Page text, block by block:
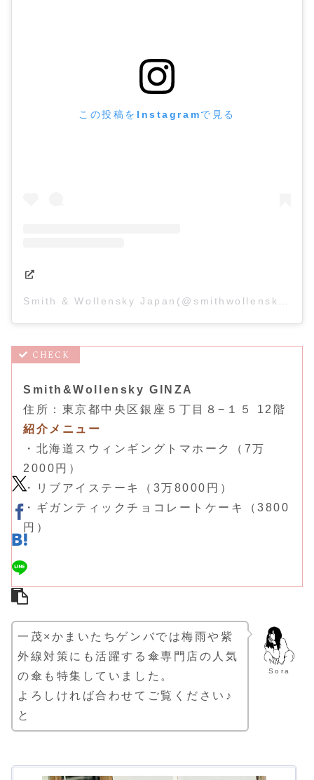
この投稿をInstagramで見る
Smith&Wollensky GINZA
住所：東京都中央区銀座５丁目８−１５ 12階
紹介メニュー
・北海道スウィンギングトマホーク（7万
2000円）
・リブアイステーキ（3万8000円）
・ギガンティックチョコレートケーキ（3800
円）
Sora
一茂×かまいたちゲンバでは梅雨や紫
外線対策にも活躍する傘専門店の人気
の傘も特集していました。
よろしければ合わせてご覧ください♪
と